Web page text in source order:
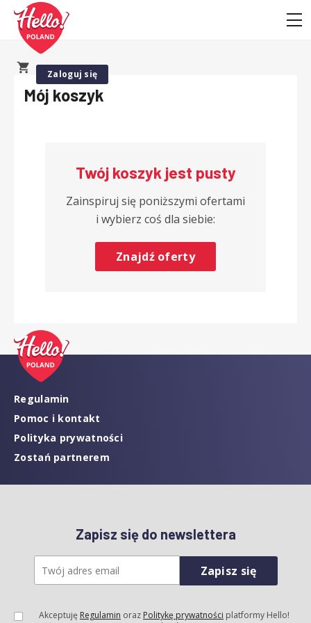
Zaloguj się
Mój koszyk
Twój koszyk jest pusty
Zainspiruj się poniższymi ofertami
i wybierz coś dla siebie:
Znajdź oferty
Regulamin
Pomoc i kontakt
Polityka prywatności
Zostań partnerem
Zapisz się do newslettera
Zapisz się
Akceptuję Regulamin oraz Politykę prywatności platformy Hello!